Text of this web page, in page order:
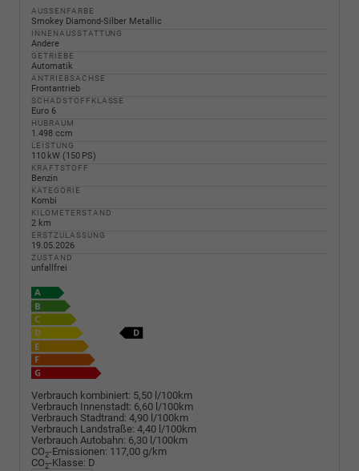
AUSSENFARBE
Smokey Diamond-Silber Metallic
INNENAUSSTATTUNG
Andere
GETRIEBE
Automatik
ANTRIEBSACHSE
Frontantrieb
SCHADSTOFFKLASSE
Euro 6
HUBRAUM
1.498 ccm
LEISTUNG
110 kW (150 PS)
KRAFTSTOFF
Benzin
KATEGORIE
Kombi
KILOMETERSTAND
2 km
ERSTZULASSUNG
19.05.2026
ZUSTAND
unfallfrei
Verbrauch kombiniert: 5,50 l/100km
Verbrauch Innenstadt: 6,60 l/100km
Verbrauch Stadtrand: 4,90 l/100km
Verbrauch Landstraße: 4,40 l/100km
Verbrauch Autobahn: 6,30 l/100km
CO2-Emissionen: 117,00 g/km
CO2-Klasse: D